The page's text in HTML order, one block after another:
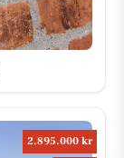
2.895.000 kr